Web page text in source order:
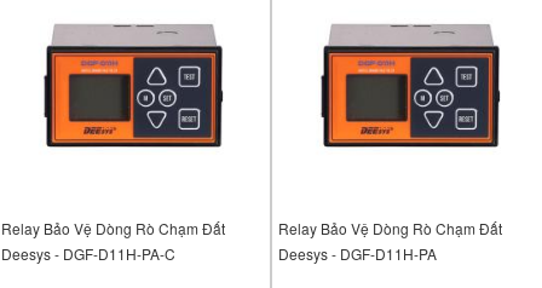
Relay Bảo Vệ Dòng Rò Chạm Đất
Deesys - DGF-D11H-PA-C
Relay Bảo Vệ Dòng Rò Chạm Đất
Deesys - DGF-D11H-PA